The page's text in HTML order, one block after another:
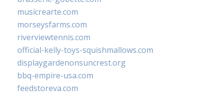
musicrearte.com
morseysfarms.com
riverviewtennis.com
official-kelly-toys-squishmallows.com
displaygardenonsuncrest.org
bbq-empire-usa.com
feedstoreva.com